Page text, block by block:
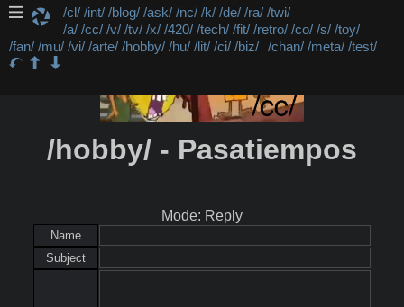
/cl/ /int/ /blog/ /ask/ /nc/ /k/ /de/ /ra/ /twi/
/a/ /cc/ /v/ /tv/ /x/ /420/ /tech/ /fit/ /retro/ /co/ /s/ /toy/
/fan/ /mu/ /vi/ /arte/ /hobby/ /hu/ /lit/ /ci/ /biz/ /chan/ /meta/ /test/
/hobby/ - Pasatiempos
Mode: Reply
Name
Subject